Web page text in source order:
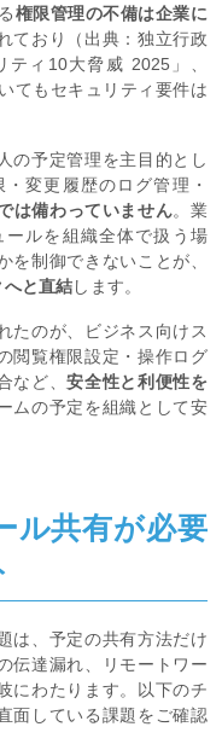
権限管理の不備は企業に
ており（出典：独立行政
ィ10大脅威 2025」、
てもセキュリティ要件は
の予定管理を主目的とし
変更履歴のログ管理・
は備わっていません。業
ルを組織全体で扱う場
を制御できないことが、
と直結します。
たのが、ビジネス向けス
閲覧権限設定・操作ログ
など、安全性と利便性を
ムの予定を組織として安
ル共有が必要
は、予定の共有方法だけ
伝達漏れ、リモートワー
にわたります。以下のチ
面している課題をご確認